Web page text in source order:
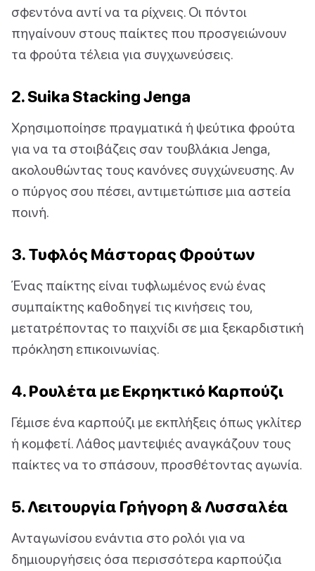
σφεντόνα αντί να τα ρίχνεις. Οι πόντοι
πηγαίνουν στους παίκτες που προσγειώνουν
τα φρούτα τέλεια για συγχωνεύσεις.
2. Suika Stacking Jenga
Χρησιμοποίησε πραγματικά ή ψεύτικα φρούτα
για να τα στοιβάζεις σαν τουβλάκια Jenga,
ακολουθώντας τους κανόνες συγχώνευσης. Αν
ο πύργος σου πέσει, αντιμετώπισε μια αστεία
ποινή.
3. Τυφλός Μάστορας Φρούτων
Ένας παίκτης είναι τυφλωμένος ενώ ένας
συμπαίκτης καθοδηγεί τις κινήσεις του,
μετατρέποντας το παιχνίδι σε μια ξεκαρδιστική
πρόκληση επικοινωνίας.
4. Ρουλέτα με Εκρηκτικό Καρπούζι
Γέμισε ένα καρπούζι με εκπλήξεις όπως γκλίτερ
ή κομφετί. Λάθος μαντεψιές αναγκάζουν τους
παίκτες να το σπάσουν, προσθέτοντας αγωνία.
5. Λειτουργία Γρήγορη & Λυσσαλέα
Ανταγωνίσου ενάντια στο ρολόι για να
δημιουργήσεις όσα περισσότερα καρπούζια